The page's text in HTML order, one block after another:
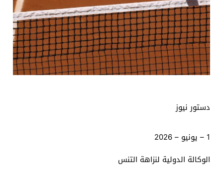
دستور نيوز
1 – يونيو – 2026
الوكالة الدولية لنزاهة التنس